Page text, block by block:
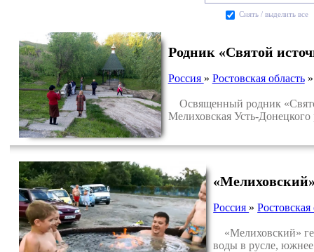
Cнять / выделить все
Родник «Святой
Россия » Ростовская область
Освященный родник
Мелиховская Усть-Донецкого
Россия »Ростовская
«Мелиховский»
воды в русле, южнее